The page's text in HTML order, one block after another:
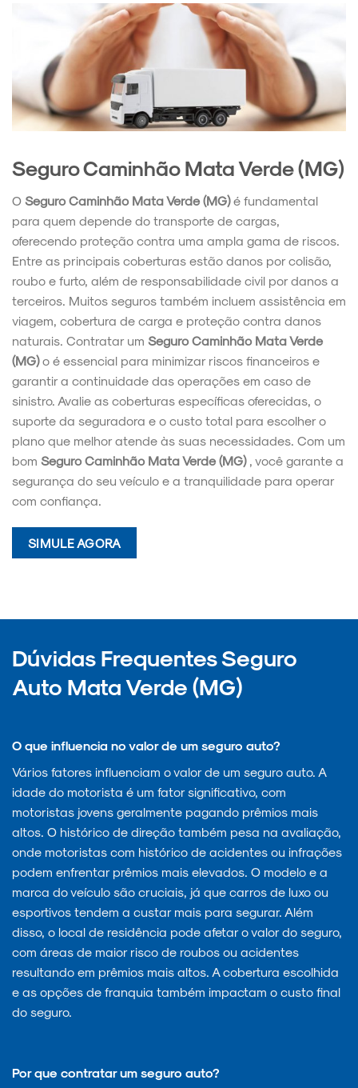
Seguro Caminhão Mata Verde (MG)
O Seguro Caminhão Mata Verde (MG)é fundamental
para quem depende do transporte de cargas,
oferecendo proteção contra uma ampla gama de riscos.
Entre as principais coberturas estão danos por colisão,
roubo e furto, além de responsabilidade civil por danos a
terceiros. Muitos seguros também incluem assistência em
viagem, cobertura de carga e proteção contra danos
naturais. Contratar um Seguro Caminhão Mata Verde
(MG)o é essencial para minimizar riscos financeiros e
garantir a continuidade das operações em caso de
sinistro. Avalie as coberturas específicas oferecidas, o
suporte da seguradora e o custo total para escolher o
plano que melhor atende às suas necessidades. Com um
bom Seguro Caminhão Mata Verde (MG) , você garante a
segurança do seu veículo e a tranquilidade para operar
com confiança.
SIMULE AGORA
Dúvidas Frequentes Seguro
Auto Mata Verde (MG)
O que influencia no valor de um seguro auto?
Vários fatores influenciam o valor de um seguro auto. A
idade do motorista é um fator significativo, com
motoristas jovens geralmente pagando prêmios mais
altos. O histórico de direção também pesa na avaliação,
onde motoristas com histórico de acidentes ou infrações
podem enfrentar prêmios mais elevados. O modelo e a
marca do veículo são cruciais, já que carros de luxo ou
esportivos tendem a custar mais para segurar. Além
disso, o local de residência pode afetar o valor do seguro,
com áreas de maior risco de roubos ou acidentes
resultando em prêmios mais altos. A cobertura escolhida
e as opções de franquia também impactam o custo final
do seguro.
Por que contratar um seguro auto?